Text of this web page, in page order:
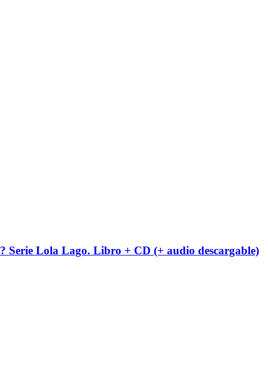
Serie Lola Lago. Libro + CD (+ audio descargable)